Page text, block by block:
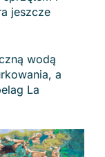
jeszcze
wodą
a
La